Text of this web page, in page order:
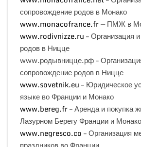
сопровождение родов в Монако
www.monacofrance.fr— ПМЖ в
www.rodivnizze.ru – Организация
родов в Ницце
www.родывницце.рф–
сопровождение родов в Ницце
www.sovetnik.eu – Юридическое
языке во Франции и Монако
www.bereg.fr– Аренда и покупка
Лазурном Берегу Франции и
www.negresco.co – Организация